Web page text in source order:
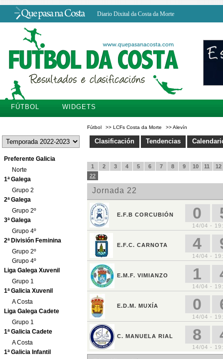
Diario Dixital da Costa da Morte
FÚTBOL WIDGETS
Preferente Galicia
Norte
1ª Galega
Grupo 2
2ª Galega
Grupo 2º
3ª Galega
Grupo 4º
2ª División Feminina
Grupo 2º
Grupo 4º
Liga Galega Xuvenil
Grupo 1
1ª Galicia Xuvenil
A Costa
Liga Galega Cadete
Grupo 1
1ª Galicia Cadete
A Costa
1ª Galicia Infantil
Fútbol >> LCFs Costa da Morte >>Alevín
Clasificación Tendencias